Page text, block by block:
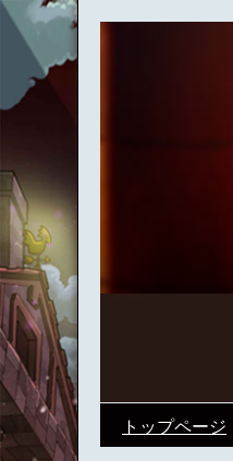
トップページ